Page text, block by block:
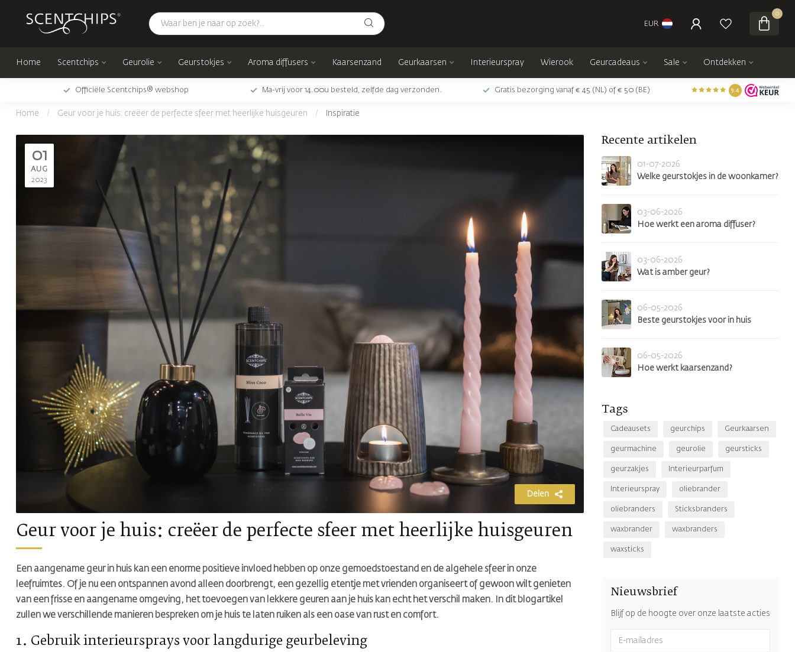
EUR
0
Home Scentchips Geurolie Geurstokjes Aroma diffusers Kaarsenzand Geurkaarsen Interieurspray Wierook Geurcadeaus Sale Ontdekken
Officiële Scentchips® webshop Ma-vrij voor 14.00u besteld, zelfde dag verzonden. Gratis bezorging vanaf € 45 (NL) of € 50 (BE) 9.4
Home / Geur voor je huis: creëer de perfecte sfeer met heerlijke huisgeuren / Inspiratie
01
AUG
2023
Delen
Geur voor je huis: creëer de perfecte sfeer met heerlijke huisgeuren
Een aangename geur in huis kan een enorme positieve invloed hebben op onze gemoedstoestand en de algehele sfeer in onze
leefruimtes. Of je nu een ontspannen avond alleen doorbrengt, een gezellig etentje met vrienden organiseert of gewoon wilt genieten
van een frisse en aangename omgeving, het toevoegen van lekkere geuren aan je huis kan echt het verschil maken. In dit blogartikel
zullen we verschillende manieren bespreken om je huis te laten ruiken als een oase van rust en comfort.
1. Gebruik interieursprays voor langdurige geurbeleving
Recente artikelen
01-07-2026
Welke geurstokjes in de woonkamer?
03-06-2026
Hoe werkt een aroma diffuser?
03-06-2026
Wat is amber geur?
06-05-2026
Beste geurstokjes voor in huis
06-05-2026
Hoe werkt kaarsenzand?
Tags
Cadeausets geurchips Geurkaarsen
geurmachine geurolie geursticks
geurzakjes Interieurparfum
Interieurspray oliebrander
oliebranders Sticksbranders
waxbrander waxbranders
waxsticks
Nieuwsbrief
Blijf op de hoogte over onze laatste acties